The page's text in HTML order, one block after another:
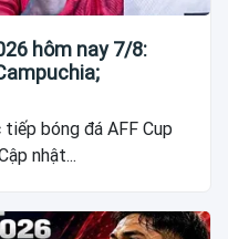
hôm nay 7/8:
bóng đá AFF Cup
nhật...